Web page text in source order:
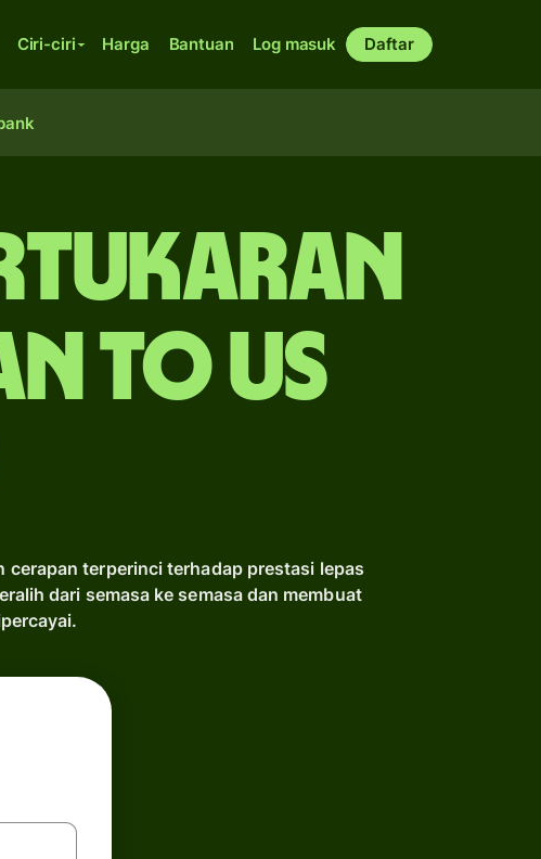
Ciri-ciri Harga Bantuan Log masuk Daftar
to US
cerapan terperinci terhadap prestasi lepas
dari semasa ke semasa dan membuat